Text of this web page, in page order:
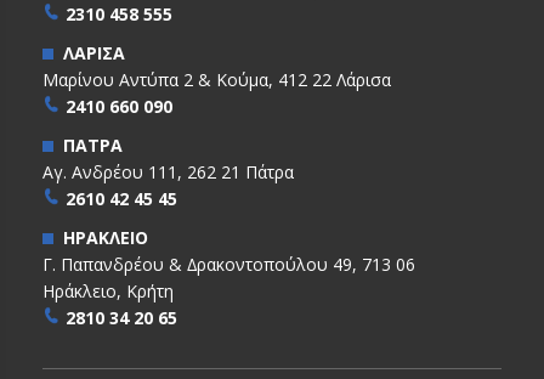
2310 458 555
ΛΑΡΙΣΑ
Μαρίνου Αντύπα 2 & Κούμα, 412 22 Λάρισα
2410 660 090
ΠΑΤΡΑ
Αγ. Ανδρέου 111, 262 21 Πάτρα
2610 42 45 45
ΗΡΑΚΛΕΙΟ
Γ. Παπανδρέου & ∆ρακοντοπούλου 49, 713 06
Ηράκλειο, Κρήτη
2810 34 20 65